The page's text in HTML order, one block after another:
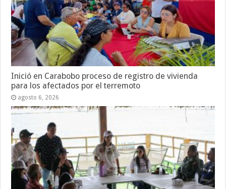
Inició en Carabobo proceso de registro de vivienda
para los afectados por el terremoto
agosto 6, 2026